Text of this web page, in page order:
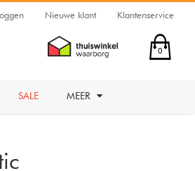
Nieuwe klant Klantenservice
0
SALE MEER